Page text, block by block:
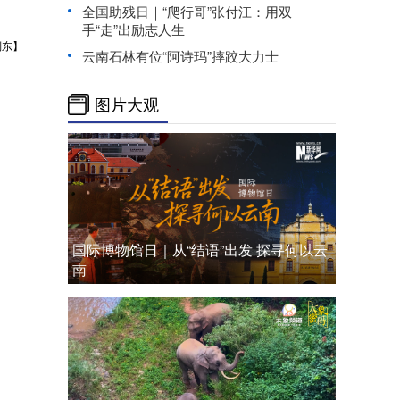
】
全国助残日｜“爬行哥”张付江：用双
手“走”出励志人生
云南石林有位“阿诗玛”摔跤大力士
图片大观
国际博物馆日｜从“结语”出发 探寻何以云
南